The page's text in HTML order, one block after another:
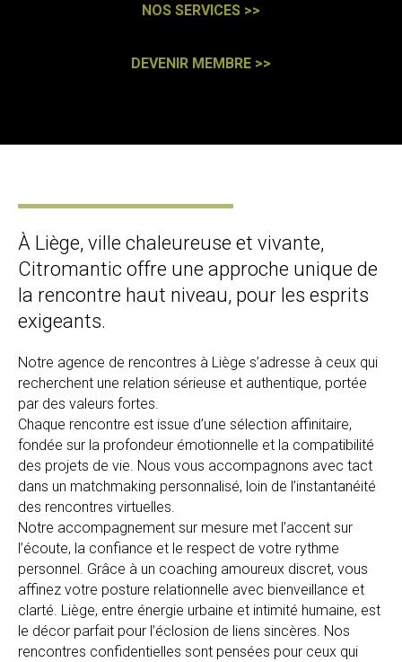
NOS SERVICES >>
DEVENIR MEMBRE >>
À Liège, ville chaleureuse et vivante,
Citromantic offre une approche unique de
la rencontre haut niveau, pour les esprits
exigeants.
Notre agence de rencontres à Liège s’adresse à ceux qui
recherchent une relation sérieuse et authentique, portée
par des valeurs fortes.
Chaque rencontre est issue d’une sélection affinitaire,
fondée sur la profondeur émotionnelle et la compatibilité
des projets de vie. Nous vous accompagnons avec tact
dans un matchmaking personnalisé, loin de l’instantanéité
des rencontres virtuelles.
Notre accompagnement sur mesure met l’accent sur
l’écoute, la confiance et le respect de votre rythme
personnel. Grâce à un coaching amoureux discret, vous
affinez votre posture relationnelle avec bienveillance et
clarté. Liège, entre énergie urbaine et intimité humaine, est
le décor parfait pour l’éclosion de liens sincères. Nos
rencontres confidentielles sont pensées pour ceux qui